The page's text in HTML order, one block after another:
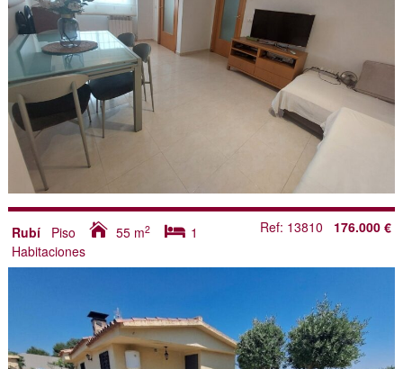
RubíPiso 55 m2
1
Habitaciones
Ref: 13810 176.000 €